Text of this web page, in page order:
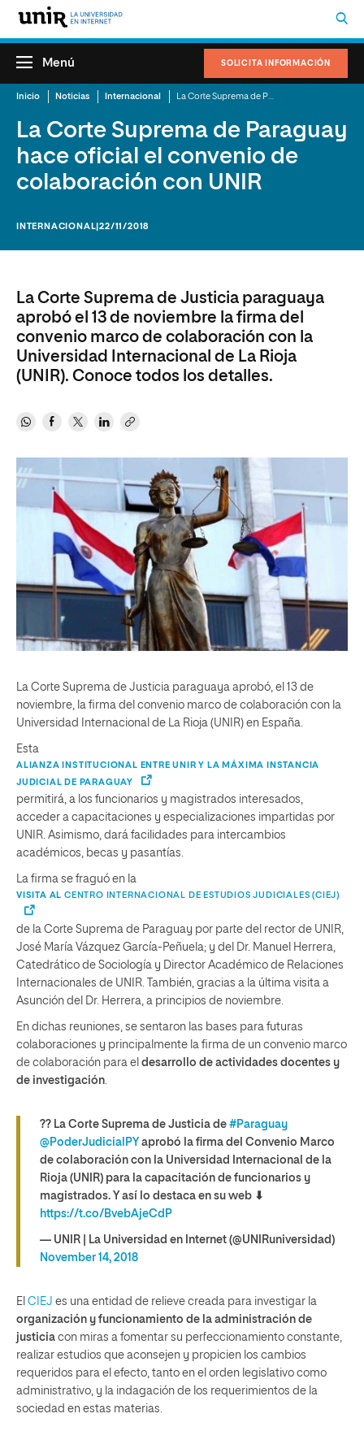
SOLICITA INFORMACIÓN
Menú
Inicio Noticias Internacional
La Corte Suprema de Paraguay
hace oficial el convenio de
colaboración con UNIR
INTERNACIONAL |22/11/2018
La Corte Suprema de Justicia paraguaya
aprobó el 13 de noviembre la firma del
convenio marco de colaboración con la
Universidad Internacional de La Rioja
(UNIR). Conoce todos los detalles.
La Corte Suprema de Justicia paraguaya aprobó, el 13 de
noviembre, la firma del convenio marco de colaboración con la
Universidad Internacional de La Rioja (UNIR) en España.
Esta
ALIANZA INSTITUCIONAL ENTRE UNIR Y LA MÁXIMA INSTANCIA
JUDICIAL DE PARAGUAY
permitirá, a los funcionarios y magistrados interesados,
acceder a capacitaciones y especializaciones impartidas por
UNIR. Asimismo, dará facilidades para intercambios
académicos, becas y pasantías.
La firma se fraguó en la
VISITA AL CENTRO INTERNACIONAL DE ESTUDIOS JUDICIALES (CIEJ)
de la Corte Suprema de Paraguay por parte del rector de UNIR,
José María Vázquez García-Peñuela; y del Dr. Manuel Herrera,
Catedrático de Sociología y Director Académico de Relaciones
Internacionales de UNIR. También, gracias a la última visita a
Asunción del Dr. Herrera, a principios de noviembre.
En dichas reuniones, se sentaron las bases para futuras
colaboraciones y principalmente la firma de un convenio marco
de colaboración para el desarrollo de actividades docentes y
de investigación.
?? La Corte Suprema de Justicia de #Paraguay
@PoderJudicialPY aprobó la firma del Convenio Marco
de colaboración con la Universidad Internacional de la
Rioja (UNIR) para la capacitación de funcionarios y
magistrados. Y así lo destaca en su web ⬇
https://t.co/BvebAjeCdP
— UNIR | La Universidad en Internet (@UNIRuniversidad)
November 14, 2018
El CIEJ es una entidad de relieve creada para investigar la
organización y funcionamiento de la administración de
justicia con miras a fomentar su perfeccionamiento constante,
realizar estudios que aconsejen y propicien los cambios
requeridos para el efecto, tanto en el orden legislativo como
administrativo, y la indagación de los requerimientos de la
sociedad en estas materias.